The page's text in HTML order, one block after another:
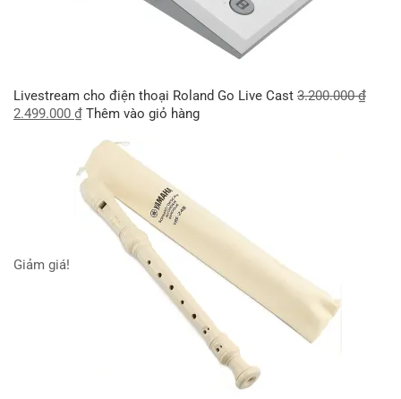
Livestream cho điện thoại Roland Go Live Cast 3.200.000₫
2.499.000 ₫ Thêm vào giỏ hàng
Giảm giá!